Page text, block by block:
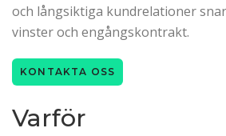
och långsiktiga kundrelationer
vinster och engångskontrakt.
KONTAKTA OSS
Varför